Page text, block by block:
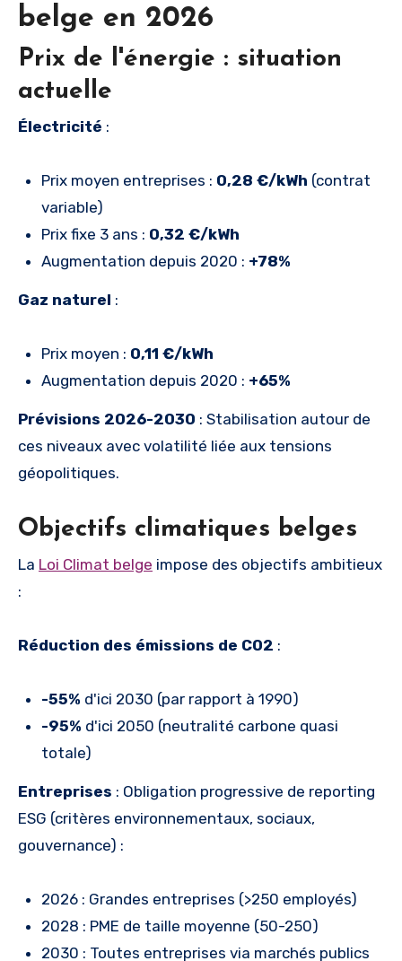
belge en 2026
Prix de l'énergie : situation
actuelle
Électricité :
Prix moyen entreprises : 0,28 €/kWh (contrat
variable)
Prix fixe 3 ans : 0,32 €/kWh
Augmentation depuis 2020 : +78%
Gaz naturel :
Prix moyen : 0,11 €/kWh
Augmentation depuis 2020 : +65%
Prévisions 2026-2030 : Stabilisation autour de
ces niveaux avec volatilité liée aux tensions
géopolitiques.
Objectifs climatiques belges
La Loi Climat belge impose des objectifs ambitieux
:
Réduction des émissions de CO2 :
-55% d'ici 2030 (par rapport à 1990)
-95% d'ici 2050 (neutralité carbone quasi
totale)
Entreprises : Obligation progressive de reporting
ESG (critères environnementaux, sociaux,
gouvernance) :
2026 : Grandes entreprises (>250 employés)
2028 : PME de taille moyenne (50-250)
2030 : Toutes entreprises via marchés publics